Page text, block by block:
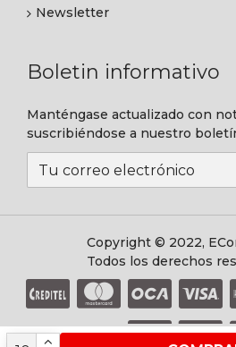
Newsletter
Boletin informativo
Manténgase actualizado con
suscribiéndose a nuestro
Copyright © 2022,
Todos los derechos